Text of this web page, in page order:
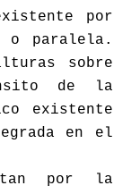
por
o paralela.
sobre
de la
existente
en el
por la